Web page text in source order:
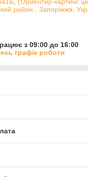
район., Запоріжжя,
з 09:00 до 16:00
графік роботи